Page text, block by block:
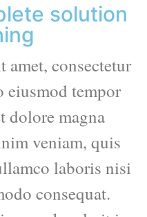
solution
consectetur
eiusmod tempor
dolore magna
veniam, quis
laboris nisi
consequat.